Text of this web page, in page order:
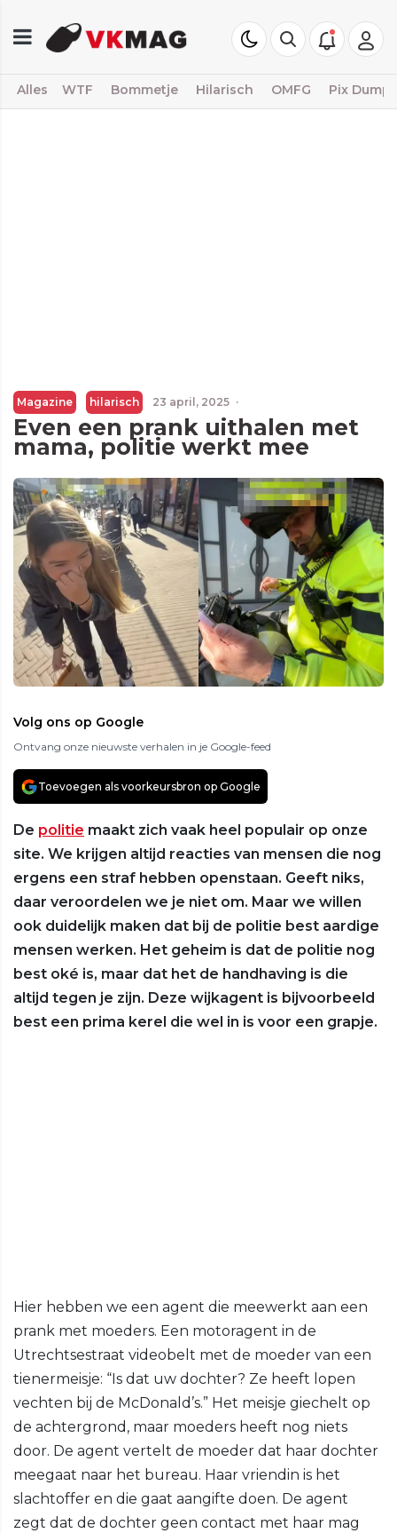
Alles WTF Bommetje Hilarisch OMFG Pix Dump
Magazine hilarisch 23 april, 2025 ·
Even een prank uithalen met
mama, politie werkt mee
Volg ons op Google
Ontvang onze nieuwste verhalen in je Google-feed
Toevoegen als voorkeursbron op Google
De politie maakt zich vaak heel populair op onze
site. We krijgen altijd reacties van mensen die nog
ergens een straf hebben openstaan. Geeft niks,
daar veroordelen we je niet om. Maar we willen
ook duidelijk maken dat bij de politie best aardige
mensen werken. Het geheim is dat de politie nog
best oké is, maar dat het de handhaving is die
altijd tegen je zijn. Deze wijkagent is bijvoorbeeld
best een prima kerel die wel in is voor een grapje.
Hier hebben we een agent die meewerkt aan een
prank met moeders. Een motoragent in de
Utrechtsestraat videobelt met de moeder van een
tienermeisje: “Is dat uw dochter? Ze heeft lopen
vechten bij de McDonald’s.” Het meisje giechelt op
de achtergrond, maar moeders heeft nog niets
door. De agent vertelt de moeder dat haar dochter
meegaat naar het bureau. Haar vriendin is het
slachtoffer en die gaat aangifte doen. De agent
zegt dat de dochter geen contact met haar mag